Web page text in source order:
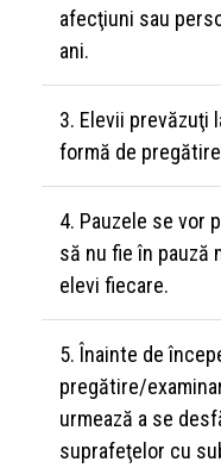
afecţiuni sau
ani.
Elevii prevăzuţi
formă de
Pauzele se vor
să nu fie în pauză
elevi fiecare.
Înainte de
pregătire/
urmează a se
suprafeţelor cu